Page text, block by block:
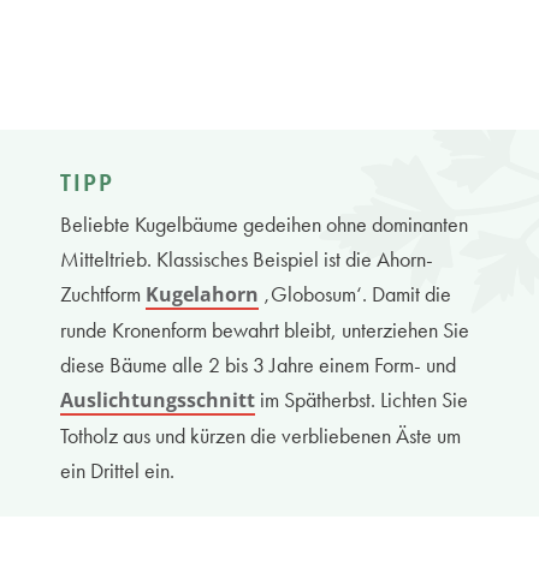
TIPP
Beliebte Kugelbäume gedeihen ohne dominanten
Mitteltrieb. Klassisches Beispiel ist die Ahorn-
Zuchtform Kugelahorn ‚Globosum‘. Damit die
runde Kronenform bewahrt bleibt, unterziehen Sie
diese Bäume alle 2 bis 3 Jahre einem Form- und
Auslichtungsschnitt im Spätherbst. Lichten Sie
Totholz aus und kürzen die verbliebenen Äste um
ein Drittel ein.